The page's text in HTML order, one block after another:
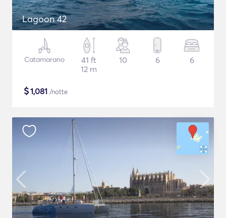
Lagoon 42
Catamarano
41 ft
12 m
10 6 6
$1,081 /notte